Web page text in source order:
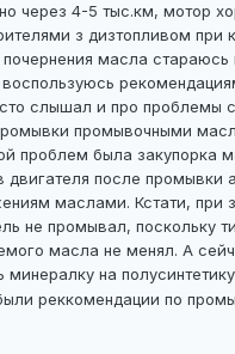
через 4-5 тыс.км, мотор
з дизтопливом при
масла стараюсь
воспользуюсь
слышал и про проблемы
промывочными
проблем была закупорка
двигателя после промывки
маслами. Кстати, при
не промывал, поскольку
масла не менял. А
минералку на
реккомендации по